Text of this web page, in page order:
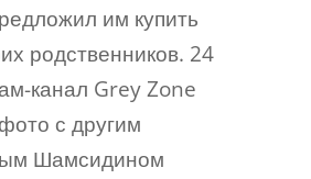
им купить
родственников. 24
канал Grey Zone
с другим
Шамсидином